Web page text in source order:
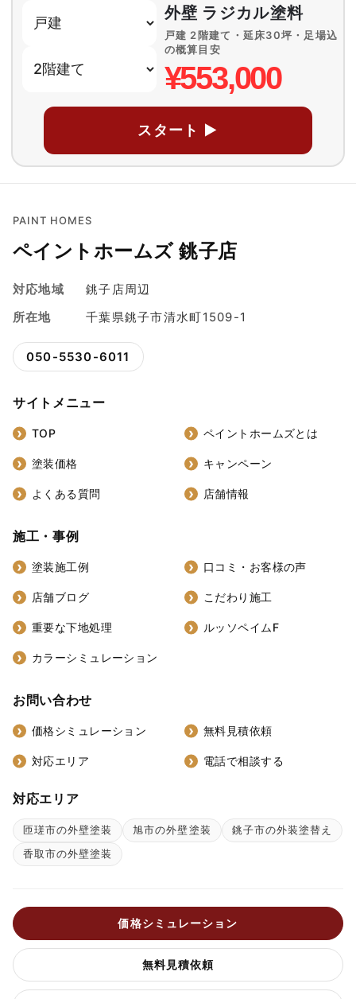
外壁 ラジカル塗料
戸建 2階建て・延床30坪・足場込
の概算目安
¥553,000
スタート ▶
PAINT HOMES
ペイントホームズ 銚子店
対応地域
銚子店周辺
所在地
千葉県銚子市清水町1509-1
050-5530-6011
サイトメニュー
TOP ペイントホームズとは
塗装価格 キャンペーン
よくある質問 店舗情報
施工・事例
塗装施工例 口コミ・お客様の声
店舗ブログ こだわり施工
重要な下地処理 ルッソペイムF
カラーシミュレーション
お問い合わせ
価格シミュレーション 無料見積依頼
対応エリア 電話で相談する
対応エリア
匝瑳市の外壁塗装 旭市の外壁塗装
銚子市の外装塗替え
香取市の外壁塗装
価格シミュレーション
無料見積依頼